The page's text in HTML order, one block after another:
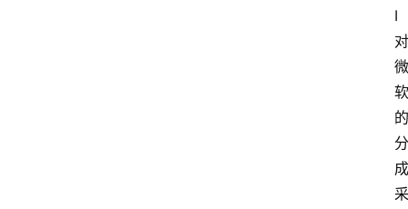
I
对
微
软
的
分
成
采